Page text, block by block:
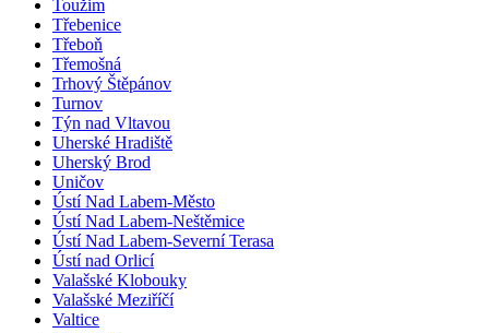
Toužim
Třebenice
Třeboň
Třemošná
Trhový Štěpánov
Turnov
Týn nad Vltavou
Uherské Hradiště
Uherský Brod
Uničov
Ústí Nad Labem-Město
Ústí Nad Labem-Neštěmice
Ústí Nad Labem-Severní Terasa
Ústí nad Orlicí
Valašské Klobouky
Valašské Meziříčí
Valtice